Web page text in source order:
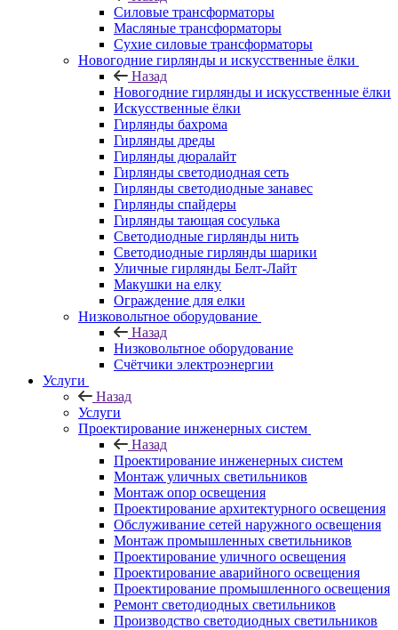
Силовые трансформаторы
Масляные трансформаторы
Сухие силовые трансформаторы
Новогодние гирлянды и искусственные ёлки
Назад
Новогодние гирлянды и искусственные ёлки
Искусственные ёлки
Гирлянды бахрома
Гирлянды дреды
Гирлянды дюралайт
Гирлянды светодиодная сеть
Гирлянды светодиодные занавес
Гирлянды спайдеры
Гирлянды тающая сосулька
Светодиодные гирлянды нить
Светодиодные гирлянды шарики
Уличные гирлянды Белт-Лайт
Макушки на елку
Ограждение для елки
Низковольтное оборудование
Назад
Низковольтное оборудование
Счётчики электроэнергии
Услуги
Назад
Услуги
Проектирование инженерных систем
Назад
Проектирование инженерных систем
Монтаж уличных светильников
Монтаж опор освещения
Проектирование архитектурного освещения
Обслуживание сетей наружного освещения
Монтаж промышленных светильников
Проектирование уличного освещения
Проектирование аварийного освещения
Проектирование промышленного освещения
Ремонт светодиодных светильников
Производство светодиодных светильников